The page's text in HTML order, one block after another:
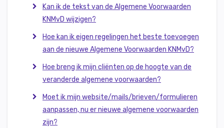
Kan ik de tekst van de Algemene Voorwaarden
KNMvD wijzigen?
Hoe kan ik eigen regelingen het beste toevoegen
aan de nieuwe Algemene Voorwaarden KNMvD?
Hoe breng ik mijn cliënten op de hoogte van de
veranderde algemene voorwaarden?
Moet ik mijn website/mails/brieven/formulieren
aanpassen, nu er nieuwe algemene voorwaarden
zijn?